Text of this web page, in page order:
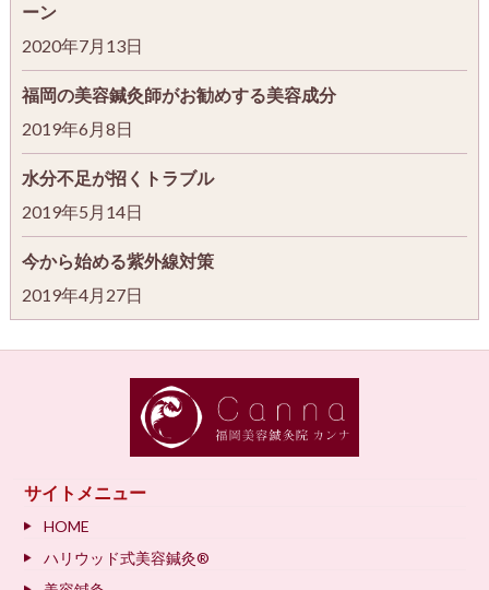
ーン
2020年7月13日
福岡の美容鍼灸師がお勧めする美容成分
2019年6月8日
水分不足が招くトラブル
2019年5月14日
今から始める紫外線対策
2019年4月27日
サイトメニュー
HOME
ハリウッド式美容鍼灸®